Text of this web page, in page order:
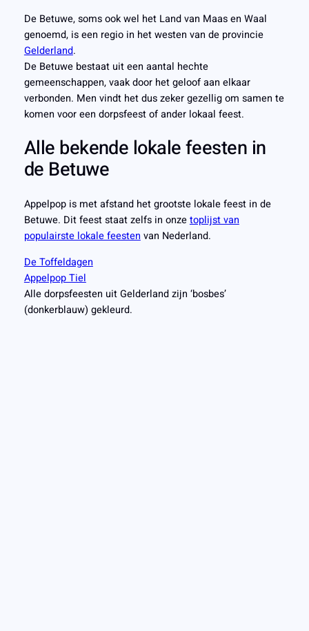
De Betuwe, soms ook wel het Land van Maas en Waal
genoemd, is een regio in het westen van de provincie
Gelderland.
De Betuwe bestaat uit een aantal hechte
gemeenschappen, vaak door het geloof aan elkaar
verbonden. Men vindt het dus zeker gezellig om samen te
komen voor een dorpsfeest of ander lokaal feest.
Alle bekende lokale feesten in
de Betuwe
Appelpop is met afstand het grootste lokale feest in de
Betuwe. Dit feest staat zelfs in onzetoplijst van
populairste lokale feesten van Nederland.
De Toffeldagen
Appelpop Tiel
Alle dorpsfeesten uit Gelderland zijn ‘bosbes’
(donkerblauw) gekleurd.